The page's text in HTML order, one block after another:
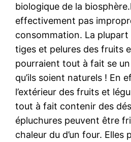
biologique de la
effectivement pas
consommation. La plupart
tiges et pelures des fruits
pourraient tout à fait se
qu’ils soient naturels ! En
l’extérieur des fruits et
tout à fait contenir des
épluchures peuvent être
chaleur du d’un four. Elles